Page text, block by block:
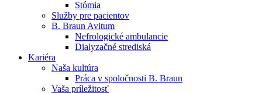
Stómia
Služby pre pacientov
B. Braun Avitum
Nefrologické ambulancie
Dialyzačné strediská
Kariéra
Naša kultúra
Práca v spoločnosti B. Braun
Vaša príležitosť